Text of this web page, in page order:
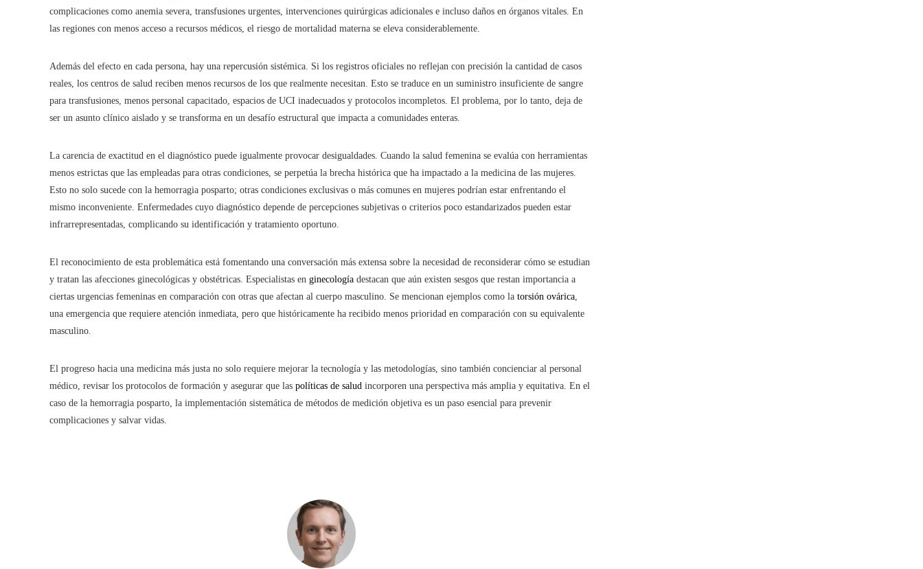
complicaciones como anemia severa, transfusiones urgentes, intervenciones quirúrgicas adicionales e incluso daños en órganos vitales. En
las regiones con menos acceso a recursos médicos, el riesgo de mortalidad materna se eleva considerablemente.
Además del efecto en cada persona, hay una repercusión sistémica. Si los registros oficiales no reflejan con precisión la cantidad de casos
reales, los centros de salud reciben menos recursos de los que realmente necesitan. Esto se traduce en un suministro insuficiente de sangre
para transfusiones, menos personal capacitado, espacios de UCI inadecuados y protocolos incompletos. El problema, por lo tanto, deja de
ser un asunto clínico aislado y se transforma en un desafío estructural que impacta a comunidades enteras.
La carencia de exactitud en el diagnóstico puede igualmente provocar desigualdades. Cuando la salud femenina se evalúa con herramientas
menos estrictas que las empleadas para otras condiciones, se perpetúa la brecha histórica que ha impactado a la medicina de las mujeres.
Esto no solo sucede con la hemorragia posparto; otras condiciones exclusivas o más comunes en mujeres podrían estar enfrentando el
mismo inconveniente. Enfermedades cuyo diagnóstico depende de percepciones subjetivas o criterios poco estandarizados pueden estar
infrarrepresentadas, complicando su identificación y tratamiento oportuno.
El reconocimiento de esta problemática está fomentando una conversación más extensa sobre la necesidad de reconsiderar cómo se estudian
y tratan las afecciones ginecológicas y obstétricas. Especialistas en ginecología destacan que aún existen sesgos que restan importancia a
ciertas urgencias femeninas en comparación con otras que afectan al cuerpo masculino. Se mencionan ejemplos como la torsión ovárica,
una emergencia que requiere atención inmediata, pero que históricamente ha recibido menos prioridad en comparación con su equivalente
masculino.
El progreso hacia una medicina más justa no solo requiere mejorar la tecnología y las metodologías, sino también concienciar al personal
médico, revisar los protocolos de formación y asegurar que las políticas de salud incorporen una perspectiva más amplia y equitativa. En el
caso de la hemorragia posparto, la implementación sistemática de métodos de medición objetiva es un paso esencial para prevenir
complicaciones y salvar vidas.